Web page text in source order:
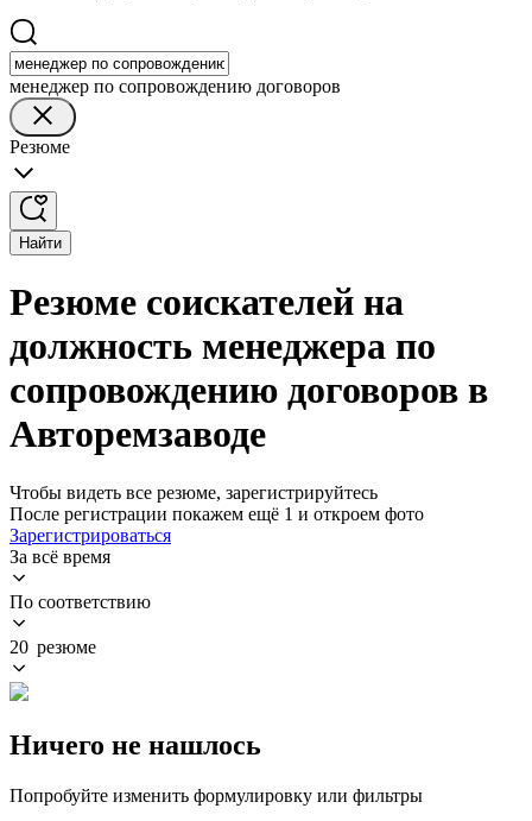
менеджер по сопровождению договоров
Резюме
Найти
Резюме соискателей на
должность менеджера по
сопровождению договоров в
Авторемзаводе
Чтобы видеть все резюме, зарегистрируйтесь
После регистрации покажем ещё 1 и откроем фото
Зарегистрироваться
За всё время
По соответствию
20 резюме
Ничего не нашлось
Попробуйте изменить формулировку или фильтры